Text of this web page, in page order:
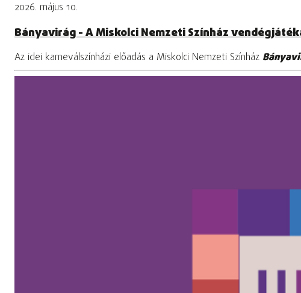
2026. május 10.
Bányavirág - A Miskolci Nemzeti Színház
Az idei karneválszínházi előadás a Miskolci Nemzeti Színház